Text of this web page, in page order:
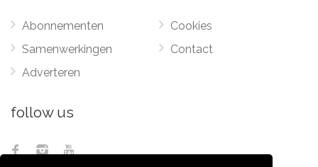
Abonnementen
Samenwerkingen
Adverteren
Cookies
Contact
follow us